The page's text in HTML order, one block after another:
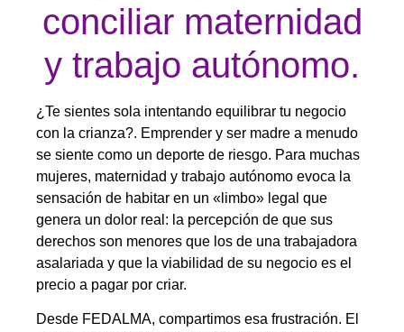
conciliar maternidad
y trabajo autónomo.
¿Te sientes sola intentando equilibrar tu negocio
con la crianza?. Emprender y ser madre a menudo
se siente como un deporte de riesgo. Para muchas
mujeres, maternidad y trabajo autónomo evoca la
sensación de habitar en un «limbo» legal que
genera un dolor real: la percepción de que sus
derechos son menores que los de una trabajadora
asalariada y que la viabilidad de su negocio es el
precio a pagar por criar.
Desde FEDALMA, compartimos esa frustración. El